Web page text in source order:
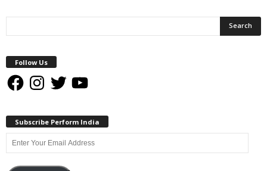
Follow Us
FacebookInstagram
Twitter YouTube
Subscribe Perform India
Enter
Your
Email